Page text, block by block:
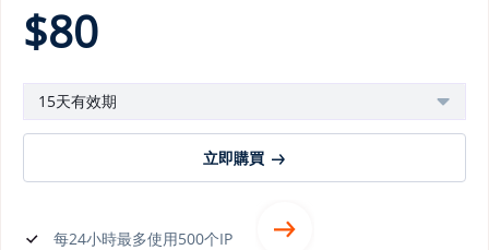
$80
15天有效期
立即購買
每24小時最多使用500个IP